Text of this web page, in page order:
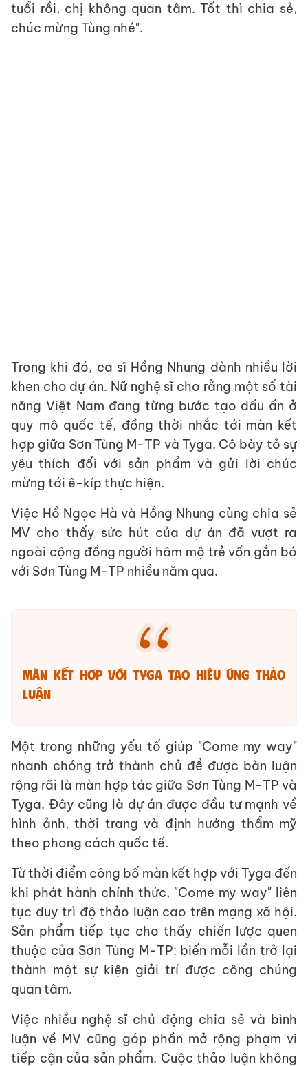
tuổi rồi, chị không quan tâm. Tốt thì chia sẻ,
chúc mừng Tùng nhé".
Trong khi đó, ca sĩ Hồng Nhung dành nhiều lời
khen cho dự án. Nữ nghệ sĩ cho rằng một số tài
năng Việt Nam đang từng bước tạo dấu ấn ở
quy mô quốc tế, đồng thời nhắc tới màn kết
hợp giữa Sơn Tùng M-TP và Tyga. Cô bày tỏ sự
yêu thích đối với sản phẩm và gửi lời chúc
mừng tới ê-kíp thực hiện.
Việc Hồ Ngọc Hà và Hồng Nhung cùng chia sẻ
MV cho thấy sức hút của dự án đã vượt ra
ngoài cộng đồng người hâm mộ trẻ vốn gắn bó
với Sơn Tùng M-TP nhiều năm qua.
Màn kết hợp với Tyga tạo hiệu ứng thảo
luận
Một trong những yếu tố giúp "Come my way"
nhanh chóng trở thành chủ đề được bàn luận
rộng rãi là màn hợp tác giữa Sơn Tùng M-TP và
Tyga. Đây cũng là dự án được đầu tư mạnh về
hình ảnh, thời trang và định hướng thẩm mỹ
theo phong cách quốc tế.
Từ thời điểm công bố màn kết hợp với Tyga đến
khi phát hành chính thức, "Come my way" liên
tục duy trì độ thảo luận cao trên mạng xã hội.
Sản phẩm tiếp tục cho thấy chiến lược quen
thuộc của Sơn Tùng M-TP: biến mỗi lần trở lại
thành một sự kiện giải trí được công chúng
quan tâm.
Việc nhiều nghệ sĩ chủ động chia sẻ và bình
luận về MV cũng góp phần mở rộng phạm vi
tiếp cận của sản phẩm. Cuộc thảo luận không